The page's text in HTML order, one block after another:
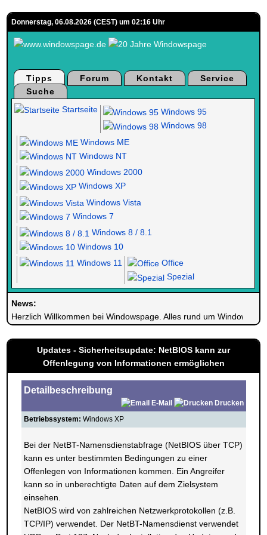
Donnerstag, 06.08.2026 (CEST) um 02:16 Uhr
Tipps Forum Kontakt
Service
Suche
Startseite
Windows 95
Windows 98
Windows ME
Windows NT
Windows 2000
Windows XP
Windows Vista
Windows 7
Windows 8 / 8.1
Windows 10
Windows 11
Office
Spezial
News:
Herzlich Willkommen bei Windowspage. Alles rund um Windows.
Updates - Sicherheitsupdate: NetBIOS kann zur
Offenlegung von Informationen ermöglichen
Detailbeschreibung
E-Mail
Drucken
Betriebssystem: Windows XP
Bei der NetBT-Namensdienstabfrage (NetBIOS über TCP)
kann es unter bestimmten Bedingungen zu einer
Offenlegen von Informationen kommen. Ein Angreifer
kann so in unberechtigte Daten auf dem Zielsystem
einsehen.
NetBIOS wird von zahlreichen Netzwerkprotokollen (z.B.
TCP/IP) verwendet. Der NetBT-Namensdienst verwendet